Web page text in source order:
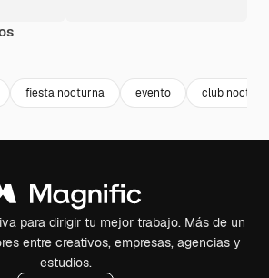
fiesta nocturna evento club
para dirigir tu mejor trabajo. Más de un
entre creativos, empresas, agencias y
estudios.